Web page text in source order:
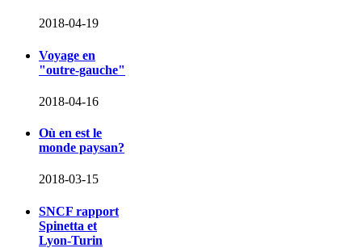
2018-04-19
Voyage en
"outre-gauche"
2018-04-16
Où en est le
monde paysan?
2018-03-15
SNCF rapport
Spinetta et
Lyon-Turin